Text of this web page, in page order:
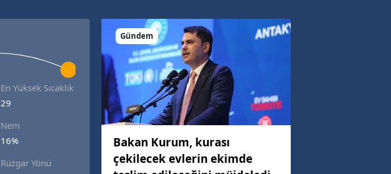
En Yüksek Sıcaklık
29
Nem
16%
Rüzgar Yönü
Gündem
Bakan Kurum, kurası
çekilecek evlerin ekimde